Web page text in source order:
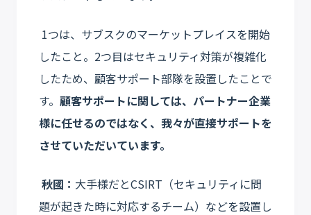
1つは、サブスクのマーケットプレイスを開始
したこと。2つ目はセキュリティ対策が複雑化
したため、顧客サポート部隊を設置したことで
す。 顧客サポートに関しては、パートナー企業
様に任せるのではなく、我々が直接サポートを
させていただいています。
秋國： 大手様だとCSIRT（セキュリティに問
題が起きた時に対応するチーム）などを設置し